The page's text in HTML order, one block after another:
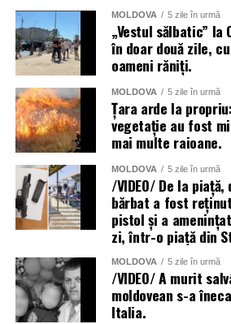
MOLDOVA 5 zile în urmă
„Vestul sălbatic” la
în doar două zile,
oameni răniți.
MOLDOVA 5 zile în urmă
Țara arde la
vegetație au fost
mai multe raioane.
MOLDOVA 5 zile în urmă
/VIDEO/ De la
bărbat a fost
pistol și a
zi, într-o piață din
MOLDOVA 5 zile în urmă
/VIDEO/ A murit
moldovean s-a
Italia.